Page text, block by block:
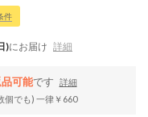
件
)にお届け 詳細
可能です
詳細
個でも) 一律￥660